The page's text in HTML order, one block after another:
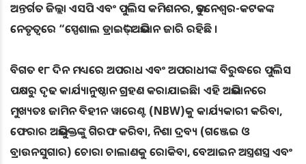
ଅନ୍ତର୍ଗତ ଜିଲ୍ଲା ଏସପି ଏବଂ ପୁଲିସ କମିଶନର, ଭୁବନେଶ୍ଵର-କଟକଙ୍କ
ନେତୃତ୍ଵରେ “ସ୍ପେଶାଲ ଡ୍ରାଇଭ୍” ଅଭିଯାନ ଜାରି ରହିଛି ।
ବିଗତ ୧୮ ଦିନ ମଧ୍ୟରେ ଅପରାଧ ଏବଂ ଅପରାଧୀଙ୍କ ବିରୁଦ୍ଧରେ ପୁଲିସ
ପକ୍ଷରୁ ଦୃଢ କାର୍ଯ୍ୟାନୁଷ୍ଠାନ ଗ୍ରହଣ କରାଯାଇଛି। ଏହି ଅଭିଯାନରେ
ମୁଖ୍ୟତଃ ଜାମିନ ବିହୀନ ୱାରେଣ୍ଟ (NBW)କୁ କାର୍ଯ୍ୟକାରୀ କରିବା,
ଫେରାର ଅଭିଯୁକ୍ତଙ୍କୁ ଗିରଫ କରିବା, ନିଶା ଦ୍ରବ୍ୟ (ଗଞ୍ଜେଇ ଓ
ବ୍ରାଉନସୁଗାର) ଚୋରା ଚାଲାଣକୁ ରୋକିବା, ବେଆଇନ ଅସ୍ତ୍ରଶସ୍ତ୍ର ଏବଂ